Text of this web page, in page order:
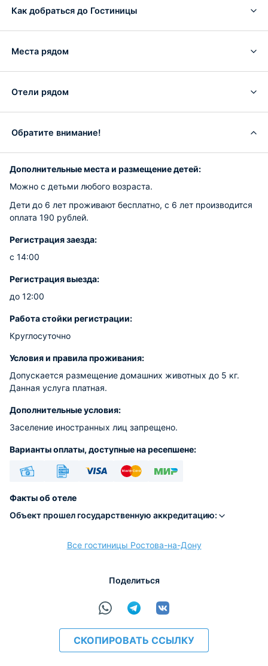
Как добраться до Гостиницы
Места рядом
Отели рядом
Обратите внимание!
Дополнительные места и размещение детей:
Можно с детьми любого возраста.
Дети до 6 лет проживают бесплатно, с 6 лет производится
оплата 190 рублей.
Регистрация заезда:
с 14:00
Регистрация выезда:
до 12:00
Работа стойки регистрации:
Круглосуточно
Условия и правила проживания:
Допускается размещение домашних животных до 5 кг.
Данная услуга платная.
Дополнительные условия:
Заселение иностранных лиц запрещено.
Варианты оплаты, доступные на ресепшене:
расчёт
Факты об отеле
Объект прошел государственную аккредитацию:
Все гостиницы Ростова-на-Дону
Поделиться
СКОПИРОВАТЬ ССЫЛКУ